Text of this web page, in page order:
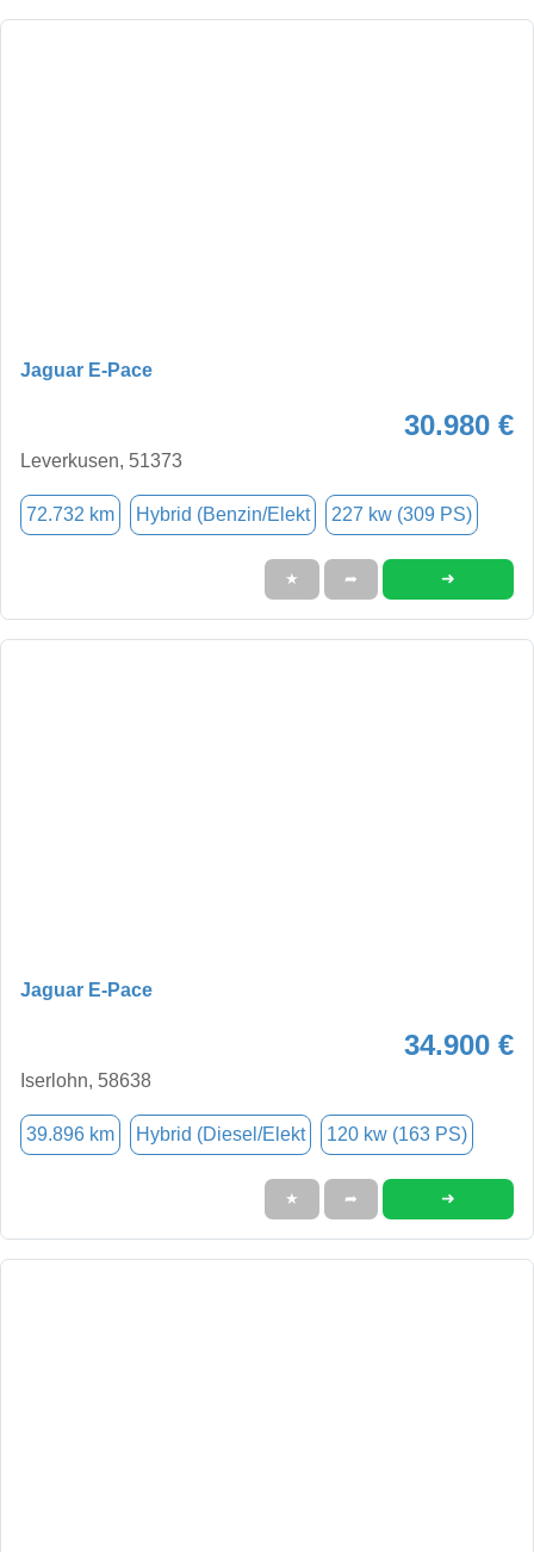
Jaguar E-Pace
30.980 €
Leverkusen, 51373
72.732 km Hybrid (Benzin/Elekt 227 kw (309 PS)
★ ➦ ➜
Jaguar E-Pace
34.900 €
Iserlohn, 58638
39.896 km Hybrid (Diesel/Elekt 120 kw (163 PS)
★ ➦ ➜